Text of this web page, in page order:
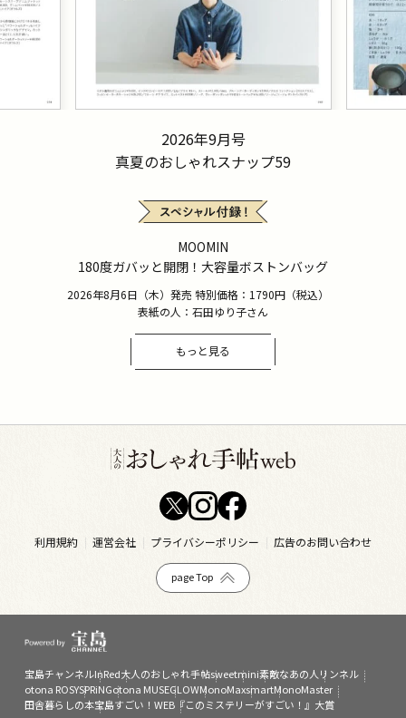
2026年9月号
真夏のおしゃれスナップ59
MOOMIN
180度ガバッと開閉！大容量ボストンバッグ
2026年8月6日（木）発売 特別価格：1790円（税込）
表紙の人：石田ゆり子さん
もっと見る
利用規約 運営会社 プライバシーポリシー 広告のお問い合わせ
page Top
宝島チャンネルInRed大人のおしゃれ手帖sweetmini素敵なあの人リンネル
otona ROSYSPRiNGotona MUSEGLOWMonoMaxsmartMonoMaster
田舎暮らしの本宝島すごい！WEB『このミステリーがすごい！』大賞